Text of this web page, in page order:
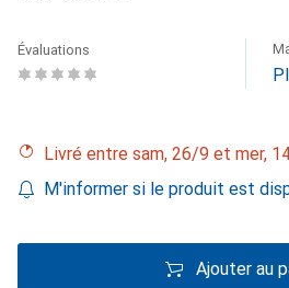
Évaluations
Livré entre sam, 26/9 et mer,
M'informer si le produit est
Ajouter au